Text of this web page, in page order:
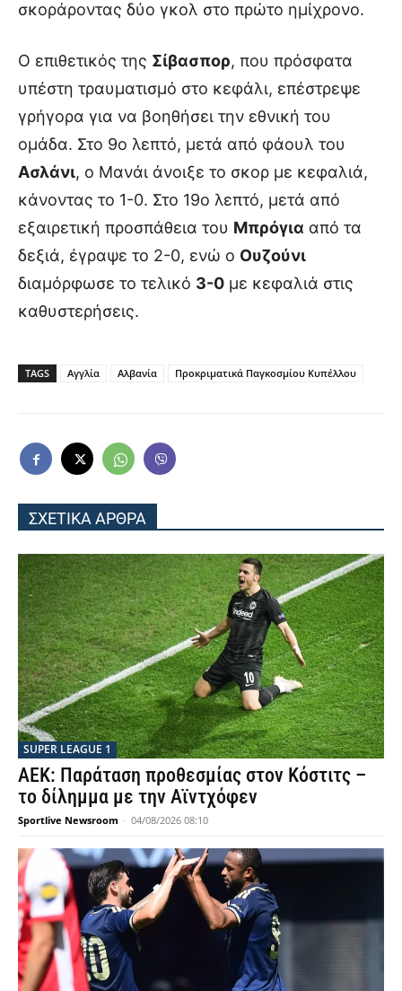
σκοράροντας δύο γκολ στο πρώτο ημίχρονο.
Ο επιθετικός της Σίβασπορ, που πρόσφατα
υπέστη τραυματισμό στο κεφάλι, επέστρεψε
γρήγορα για να βοηθήσει την εθνική του
ομάδα. Στο 9ο λεπτό, μετά από φάουλ του
Ασλάνι, ο Μανάι άνοιξε το σκορ με κεφαλιά,
κάνοντας το 1-0. Στο 19ο λεπτό, μετά από
εξαιρετική προσπάθεια του Μπρόγια από τα
δεξιά, έγραψε το 2-0, ενώ ο Ουζούνι
διαμόρφωσε το τελικό 3-0 με κεφαλιά στις
καθυστερήσεις.
TAGS Αγγλία Αλβανία Προκριματικά Παγκοσμίου Κυπέλλου
ΣΧΕΤΙΚΑ ΑΡΘΡΑ
SUPER LEAGUE 1
ΑΕΚ: Παράταση προθεσμίας στον Κόστιτς –
το δίλημμα με την Αϊντχόφεν
Sportlive Newsroom - 04/08/2026 08:10